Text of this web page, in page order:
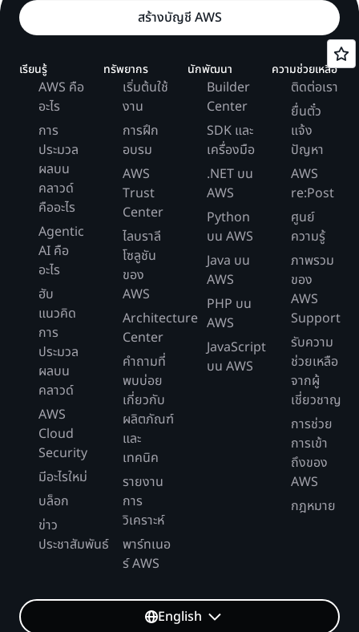
สร้างบัญชี AWS
เรียนรู้
AWS คือ
อะไร
การ
ประมวล
ผลบน
คลาวด์
คืออะไร
Agentic
AI คือ
อะไร
ฮับ
แนวคิด
การ
ประมวล
ผลบน
คลาวด์
AWS
Cloud
Security
มีอะไรใหม่
บล็อก
ข่าว
ประชาสัมพันธ์
ทรัพยากร
เริ่มต้นใช้
งาน
การฝึก
อบรม
AWS
Trust
Center
ไลบราลี
โซลูชัน
ของ
AWS
Architecture
Center
คำถามที่
พบบ่อย
เกี่ยวกับ
ผลิตภัณฑ์
และ
เทคนิค
รายงาน
การ
วิเคราะห์
พาร์ทเนอ
ร์ AWS
นักพัฒนา
Builder
Center
SDK และ
เครื่องมือ
.NET บน
AWS
Python
บน AWS
Java บน
AWS
PHP บน
AWS
JavaScript
บน AWS
ความช่วยเหลือ
ติดต่อเรา
ยื่นตั๋ว
แจ้ง
ปัญหา
AWS
re:Post
ศูนย์
ความรู้
ภาพรวม
ของ
AWS
Support
รับความ
ช่วยเหลือ
จากผู้
เชี่ยวชาญ
การช่วย
การเข้า
ถึงของ
AWS
กฎหมาย
English